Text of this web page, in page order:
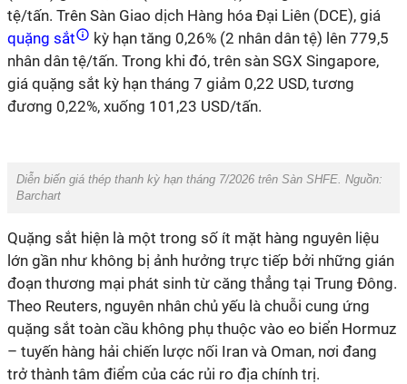
tệ/tấn. Trên Sàn Giao dịch Hàng hóa Đại Liên (DCE), giá
quặng sắt
kỳ hạn tăng 0,26% (2 nhân dân tệ) lên 779,5
nhân dân tệ/tấn. Trong khi đó, trên sàn SGX Singapore,
giá quặng sắt kỳ hạn tháng 7 giảm 0,22 USD, tương
đương 0,22%, xuống 101,23 USD/tấn.
Diễn biến giá thép thanh kỳ hạn tháng 7/2026 trên Sàn SHFE. Nguồn:
Barchart
Quặng sắt hiện là một trong số ít mặt hàng nguyên liệu
lớn gần như không bị ảnh hưởng trực tiếp bởi những gián
đoạn thương mại phát sinh từ căng thẳng tại Trung Đông.
Theo Reuters, nguyên nhân chủ yếu là chuỗi cung ứng
quặng sắt toàn cầu không phụ thuộc vào eo biển Hormuz
– tuyến hàng hải chiến lược nối Iran và Oman, nơi đang
trở thành tâm điểm của các rủi ro địa chính trị.